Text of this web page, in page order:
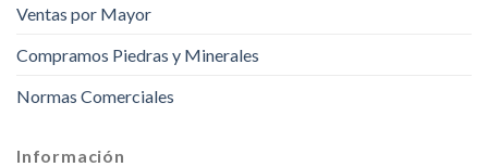
Ventas por Mayor
Compramos Piedras y Minerales
Normas Comerciales
Información